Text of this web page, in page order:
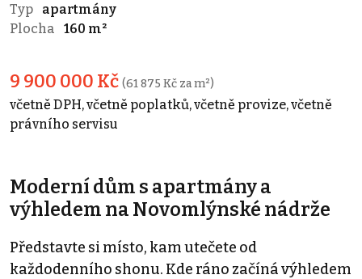
Typ
apartmány
Plocha
160 m²
9 900 000 Kč (61 875 Kč za m²)
včetně DPH, včetně poplatků, včetně provize, včetně
právního servisu
Moderní dům s apartmány a
výhledem na Novomlýnské nádrže
Představte si místo, kam utečete od
každodenního shonu. Kde ráno začíná výhledem